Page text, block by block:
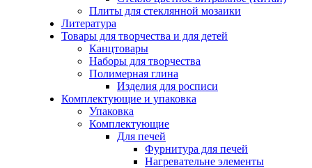
Плиты для стеклянной мозаики
Литература
Товары для творчества и для детей
Канцтовары
Наборы для творчества
Полимерная глина
Изделия для росписи
Комплектующие и упаковка
Упаковка
Комплектующие
Для печей
Фурнитура для печей
Нагревательне элементы